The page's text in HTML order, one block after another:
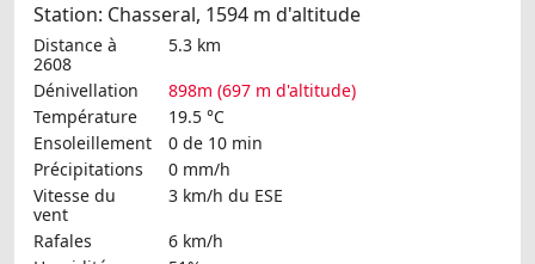
Station: Chasseral, 1594 m d'altitude
Distance à
2608
5.3 km
Dénivellation
898m (697 m d'altitude)
Température
19.5 °C
Ensoleillement
0 de 10 min
Précipitations
0 mm/h
Vitesse du
vent
3 km/h du ESE
Rafales
6 km/h